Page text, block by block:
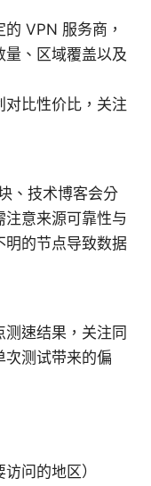
VPN 服务商，
、区域覆盖以及
比性价比，关注
、技术博客会分
意来源可靠性与
明的节点导致数据
速结果，关注同
次测试带来的偏
问的地区）